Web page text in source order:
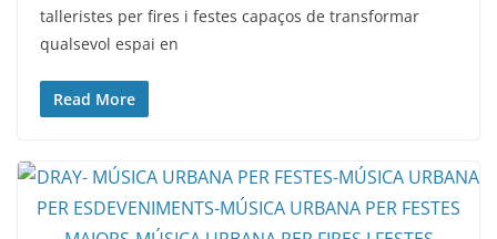
talleristes per fires i festes capaços de transformar
qualsevol espai en
Read More